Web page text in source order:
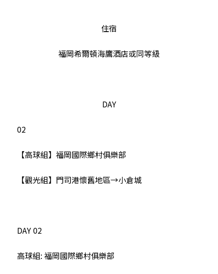
住宿
福岡希爾頓海鷹酒店或同等級
DAY
02
【高球組】福岡國際鄉村俱樂部
【觀光組】門司港懷舊地區→小倉城
DAY 02
高球組: 福岡國際鄉村俱樂部